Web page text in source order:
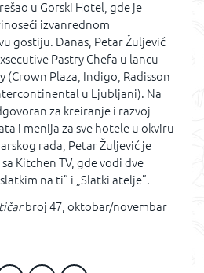
u Gorski Hotel, gde je
izvanrednom
gostiju. Danas, Petar Žuljević
Pastry Chefa u lancu
Plaza, Indigo, Radisson
u Ljubljani). Na
za kreiranje i razvoj
i menija za sve hotele u okviru
rada, Petar Žuljević je
Kitchen TV, gde vodi dve
na ti” i „Slatki atelje”.
broj 47, oktobar/novembar